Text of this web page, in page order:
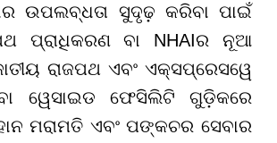
ଉପଲବ୍ଧତା ସୁଦୃଢ଼ କରିବା ପାଇଁ
ପ୍ରାଧିକରଣ ବା NHAIର ନୂଆ
ରାଜପଥ ଏବଂ ଏକ୍ସପ୍ରେସୱେ
ୱେସାଇଡ ଫେସିଲିଟି ଗୁଡ଼ିକରେ
ମରାମତି ଏବଂ ପଙ୍କଚର ସେବାର